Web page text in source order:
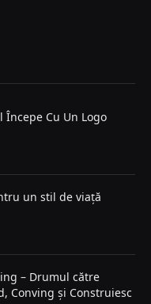
Începe Cu Un Logo
un stil de viață
– Drumul către
Conving și Construiesc